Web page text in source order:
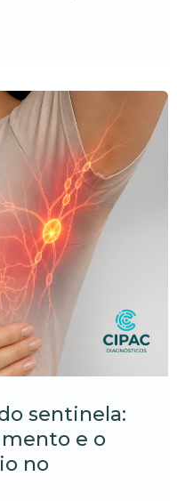
sentinela:
e o
no